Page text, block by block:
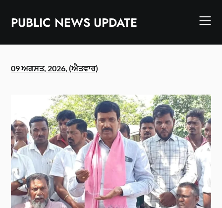
contentPUBLIC NEWS UPDATE
09 ਅਗਸਤ, 2026, (ਐਤਵਾਰ)